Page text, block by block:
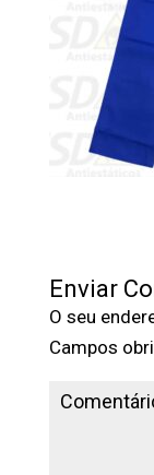
Enviar
O seu
Campos